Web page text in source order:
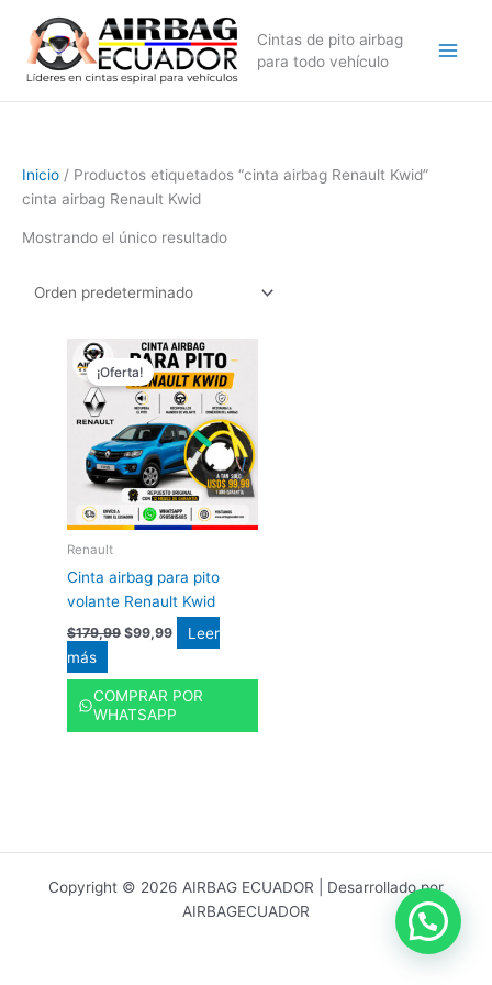
contenido
Cintas de pito airbag
para todo vehículo
Inicio / Productos etiquetados “cinta airbag Renault Kwid”
cinta airbag Renault Kwid
Mostrando el único resultado
¡Oferta!
Renault
Cinta airbag para pito
volante Renault Kwid
$179,99
precio
original
era:
$179,99.
$99,99
El
precio
actual
es:
$99,99.
Leer
más
COMPRAR POR
WHATSAPP
Copyright © 2026 AIRBAG ECUADOR | Desarrollado por
AIRBAGECUADOR